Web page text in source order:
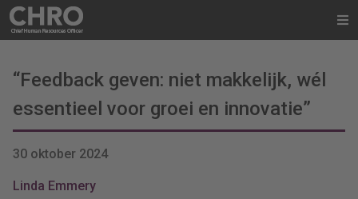
“Feedback geven: niet makkelijk, wél
essentieel voor groei en innovatie”
30 oktober 2024
Linda Emmery